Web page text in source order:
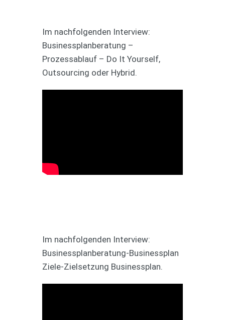
Im nachfolgenden Interview:
Businessplanberatung –
Prozessablauf – Do It Yourself,
Outsourcing oder Hybrid.
Im nachfolgenden Interview:
Businessplanberatung-Businessplan
Ziele-Zielsetzung Businessplan.